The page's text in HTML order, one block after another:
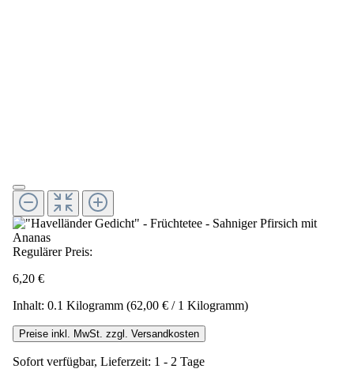
Regulärer Preis:
6,20 €
Inhalt: 0.1 Kilogramm (62,00 € / 1 Kilogramm)
Preise inkl. MwSt. zzgl. Versandkosten
Sofort verfügbar, Lieferzeit: 1 - 2 Tage